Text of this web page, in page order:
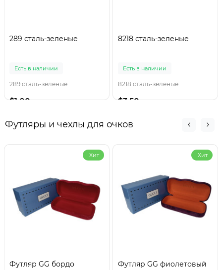
289 сталь-зеленые
Есть в наличии
289 сталь-зеленые
$1.00
8218 сталь-зеленые
Есть в наличии
8218 сталь-зеленые
$3.50
Футляры и чехлы для очков
Хит
Футляр GG бордо
Хит
Футляр GG фиолетовый